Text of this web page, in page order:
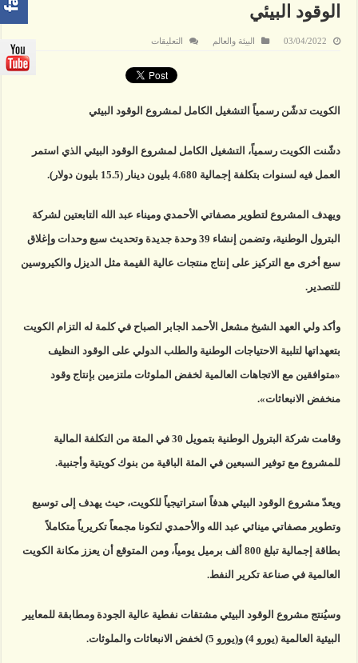
الوقود البيئي
03/04/2022 البيئة والعالم التعليقات
التشغيل
الكامل
البيئي
الكويت تدشّن رسمياً التشغيل الكامل لمشروع الوقود البيئي
دشّنت الكويت رسمياً، التشغيل الكامل لمشروع الوقود البيئي الذي استمر
العمل فيه لسنوات بتكلفة إجمالية 4.680 بليون دينار (15.5 بليون دولار).
ويهدف المشروع لتطوير مصفاتي الأحمدي وميناء عبد الله التابعتين لشركة
البترول الوطنية، وتضمن إنشاء 39 وحدة جديدة وتحديث سبع وحدات وإغلاق
سبع أخرى مع التركيز على إنتاج منتجات عالية القيمة مثل الديزل والكيروسين
للتصدير.
وأكد ولي العهد الشيخ مشعل الأحمد الجابر الصباح في كلمة له التزام الكويت
بتعهداتها لتلبية الاحتياجات الوطنية والطلب الدولي على الوقود النظيف
«متوافقين مع الاتجاهات العالمية لخفض الملوثات ملتزمين بإنتاج وقود
منخفض الانبعاثات».
وقامت شركة البترول الوطنية بتمويل 30 في المئة من التكلفة المالية
للمشروع مع توفير السبعين في المئة الباقية من بنوك كويتية وأجنبية.
ويعدّ مشروع الوقود البيئي هدفاً استراتيجياً للكويت، حيث يهدف إلى توسيع
وتطوير مصفاتي مينائي عبد الله والأحمدي لتكونا مجمعاً تكريرياً متكاملاً
بطاقة إجمالية تبلغ 800 ألف برميل يومياً، ومن المتوقع أن يعزز مكانة الكويت
العالمية في صناعة تكرير النفط.
وسيُنتج مشروع الوقود البيئي مشتقات نفطية عالية الجودة ومطابقة للمعايير
البيئية العالمية (يورو 4) و(يورو 5) لخفض الانبعاثات والملوثات.